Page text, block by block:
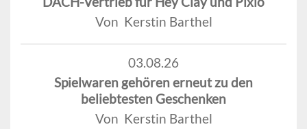
Von Kerstin Barthel
03.08.26
Spielwaren gehören erneut zu den
beliebtesten Geschenken
Von Kerstin Barthel